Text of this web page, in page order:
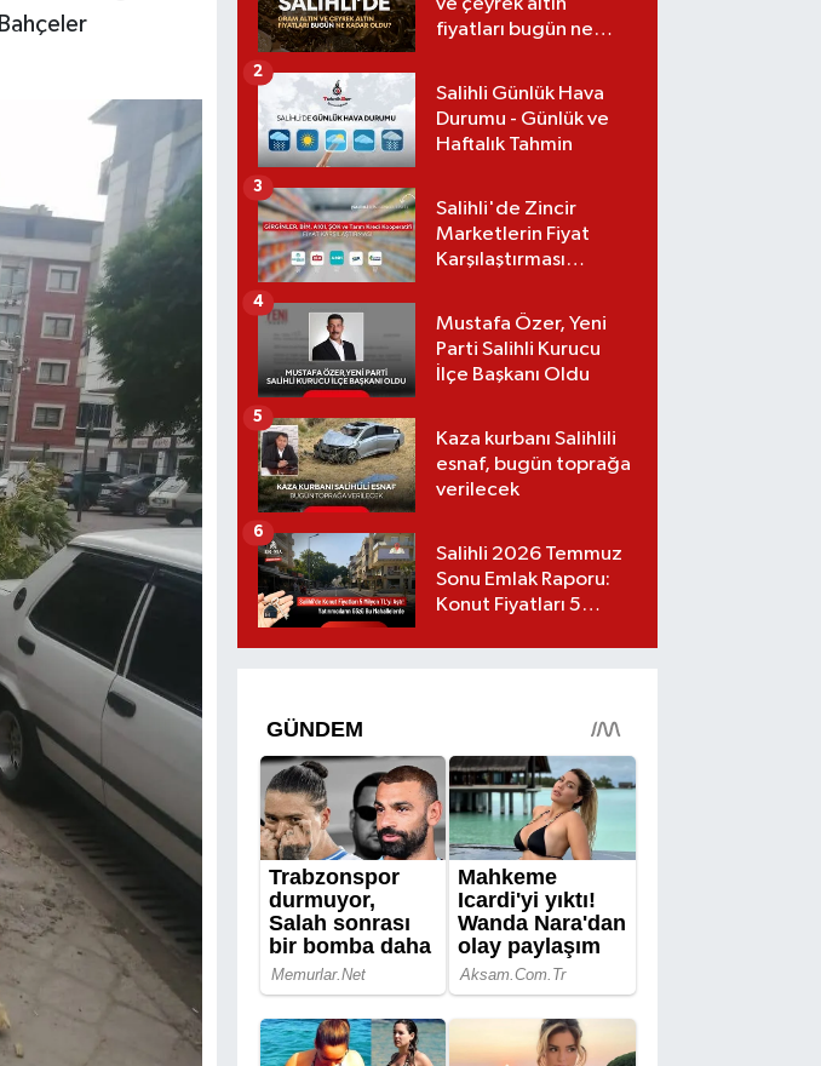
ve çeyrek altın
fiyatları bugün ne
(08.08.2026)
Salihli Günlük Hava
Durumu - Günlük ve
Haftalık Tahmin
2
Salihli'de Zincir
Marketlerin Fiyat
Karşılaştırması
3
Mustafa Özer, Yeni
Parti Salihli Kurucu
İlçe Başkanı Oldu
4
Kaza kurbanı Salihlili
esnaf, bugün toprağa
verilecek
5
Salihli 2026 Temmuz
Sonu Emlak Raporu:
Konut Fiyatları 5
6